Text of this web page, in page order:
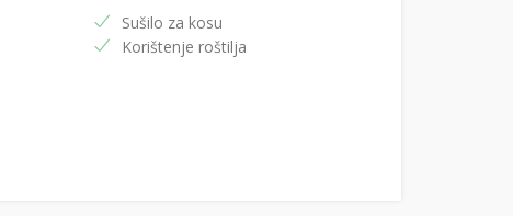
Sušilo za kosu
Korištenje roštilja